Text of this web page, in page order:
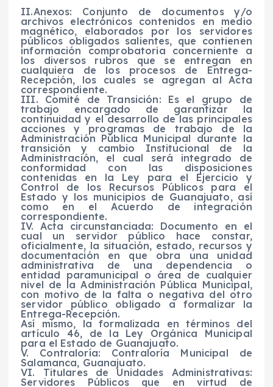
II.Anexos: Conjunto de documentos y/o
archivos electrónicos contenidos en medio
magnético, elaborados por los servidores
públicos obligados salientes, que contienen
información comprobatoria concerniente a
los diversos rubros que se entregan en
cualquiera de los procesos de Entrega-
Recepción, los cuales se agregan al Acta
correspondiente.
III. Comité de Transición: Es el grupo de
trabajo encargado de garantizar la
continuidad y el desarrollo de las principales
acciones y programas de trabajo de la
Administración Pública Municipal durante la
transición y cambio Institucional de la
Administración, el cual será integrado de
conformidad con las disposiciones
contenidas en la Ley para el Ejercicio y
Control de los Recursos Públicos para el
Estado y los municipios de Guanajuato, así
como en el Acuerdo de integración
correspondiente.
IV. Acta circunstanciada: Documento en el
cual un servidor público hace constar,
oficialmente, la situación, estado, recursos y
documentación en que obra una unidad
administrativa de una dependencia o
entidad paramunicipal o área de cualquier
nivel de la Administración Pública Municipal,
con motivo de la falta o negativa del otro
servidor público obligado a formalizar la
Entrega-Recepción.
Así mismo, la formalizada en términos del
artículo 46, de la Ley Orgánica Municipal
para el Estado de Guanajuato.
V. Contraloría: Contraloría Municipal de
Salamanca, Guanajuato.
VI. Titulares de Unidades Administrativas:
Servidores Públicos que en virtud de